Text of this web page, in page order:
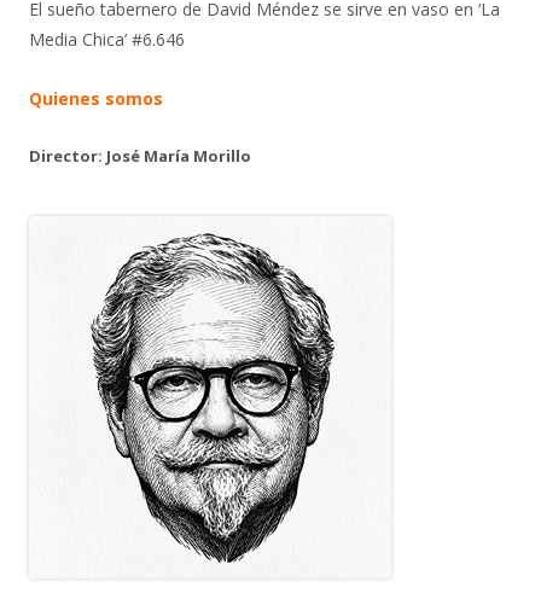
El sueño tabernero de David Méndez se sirve en vaso en ‘La
Media Chica’ #6.646
Quienes somos
Director: José María Morillo